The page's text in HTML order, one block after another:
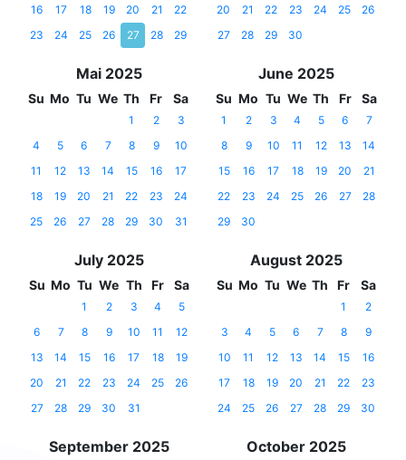
16
17 18 19 20 21
22
23
24 25 26 27 28 29
20
21 22 23 24 25
26
27
28 29 30
Mai 2025
Su Mo Tu We Th Fr Sa
1 2
3
4
5 6 7 8 9
10
11
12 13 14 15 16
17
18
19 20 21 22 23
24
25
26 27 28 29 30 31
June 2025
Su Mo Tu We Th Fr Sa
1 2 3 4 5 6
7
8
9 10 11 12 13
14
15
16 17 18 19 20
21
22
23 24 25 26 27
28
29
30
July 2025
Su Mo Tu We Th Fr Sa
1 2 3 4
5
6
7 8 9 10 11
12
13
14 15 16 17 18
19
20
21 22 23 24 25
26
27
28 29 30 31
August 2025
Su Mo Tu We Th Fr Sa
1
2
3
4 5 6 7 8
9
10
11 12 13 14 15
16
17
18 19 20 21 22
23
24
25 26 27 28 29 30
September 2025 October 2025